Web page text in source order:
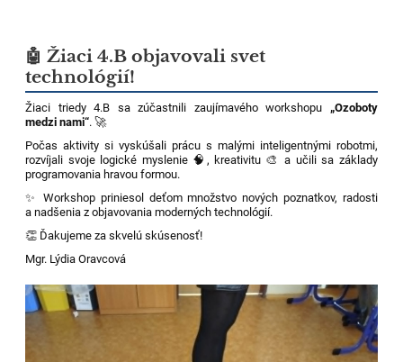
🤖 Žiaci 4.B objavovali svet
technológií!
Žiaci triedy 4.B sa zúčastnili zaujímavého workshopu „Ozoboty
medzi nami“. 🚀
Počas aktivity si vyskúšali prácu s malými inteligentnými robotmi,
rozvíjali svoje logické myslenie 🧠, kreativitu 🎨 a učili sa základy
programovania hravou formou.
✨ Workshop priniesol deťom množstvo nových poznatkov, radosti
a nadšenia z objavovania moderných technológií.
👏 Ďakujeme za skvelú skúsenosť!
Mgr. Lýdia Oravcová